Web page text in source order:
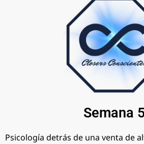
Semana
Psicología detrás de una venta de